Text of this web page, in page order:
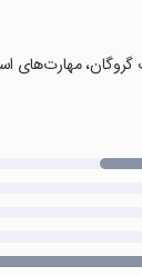
مهارت‌های